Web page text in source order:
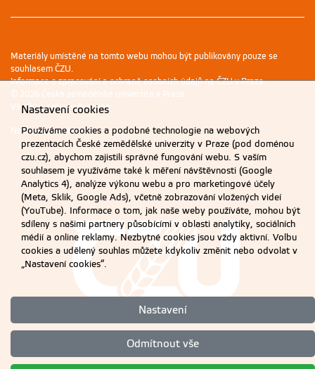
Materiály umístěné na tomto webu mohou být publikovány pouze se
souhlasem ČZU.
Informace o zpracování a ochraně osobních údajů na ČZU v Praze.
© 2026 Česká zemědělská univerzita v Praze
Všechna práva vyhrazena
Nastavení cookies
Nastavení cookies
Používáme cookies a podobné technologie na webových
prezentacích České zemědělské univerzity v Praze (pod doménou
czu.cz), abychom zajistili správné fungování webu. S vaším
souhlasem je využíváme také k měření návštěvnosti (Google
Analytics 4), analýze výkonu webu a pro marketingové účely
(Meta, Sklik, Google Ads), včetně zobrazování vložených videí
(YouTube). Informace o tom, jak naše weby používáte, mohou být
sdíleny s našimi partnery působícími v oblasti analytiky, sociálních
médií a online reklamy. Nezbytné cookies jsou vždy aktivní. Volbu
cookies a udělený souhlas můžete kdykoliv změnit nebo odvolat v
„Nastavení cookies“.
Nastavení
Odmítnout vše